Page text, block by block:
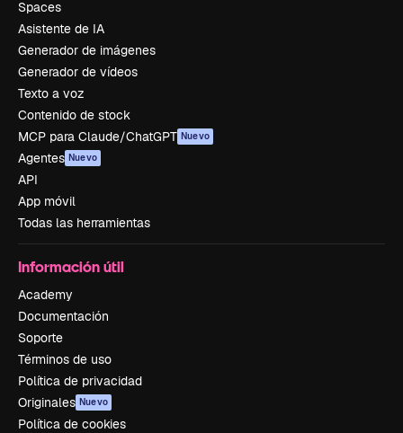
Spaces
Asistente de IA
Generador de imágenes
Generador de vídeos
Texto a voz
Contenido de stock
MCP para Claude/ChatGPT Nuevo
Agentes Nuevo
API
App móvil
Todas las herramientas
Información útil
Academy
Documentación
Soporte
Términos de uso
Política de privacidad
Originales Nuevo
Política de cookies